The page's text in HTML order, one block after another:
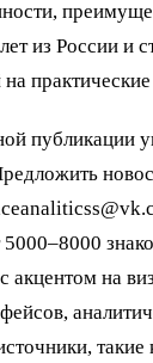
из России и
публикации
5000–8000
акцентом на
такие